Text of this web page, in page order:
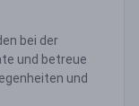
bei der
und betreue
und